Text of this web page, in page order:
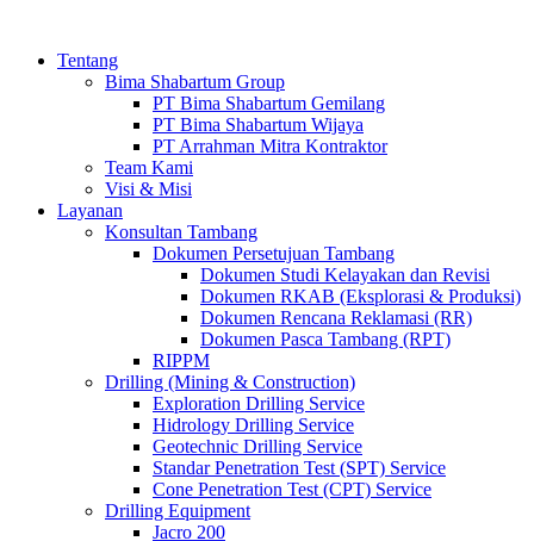
Tentang
Bima Shabartum Group
PT Bima Shabartum Gemilang
PT Bima Shabartum Wijaya
PT Arrahman Mitra Kontraktor
Team Kami
Visi & Misi
Layanan
Konsultan Tambang
Dokumen Persetujuan Tambang
Dokumen Studi Kelayakan dan Revisi
Dokumen RKAB (Eksplorasi & Produksi)
Dokumen Rencana Reklamasi (RR)
Dokumen Pasca Tambang (RPT)
RIPPM
Drilling (Mining & Construction)
Exploration Drilling Service
Hidrology Drilling Service
Geotechnic Drilling Service
Standar Penetration Test (SPT) Service
Cone Penetration Test (CPT) Service
Drilling Equipment
Jacro 200